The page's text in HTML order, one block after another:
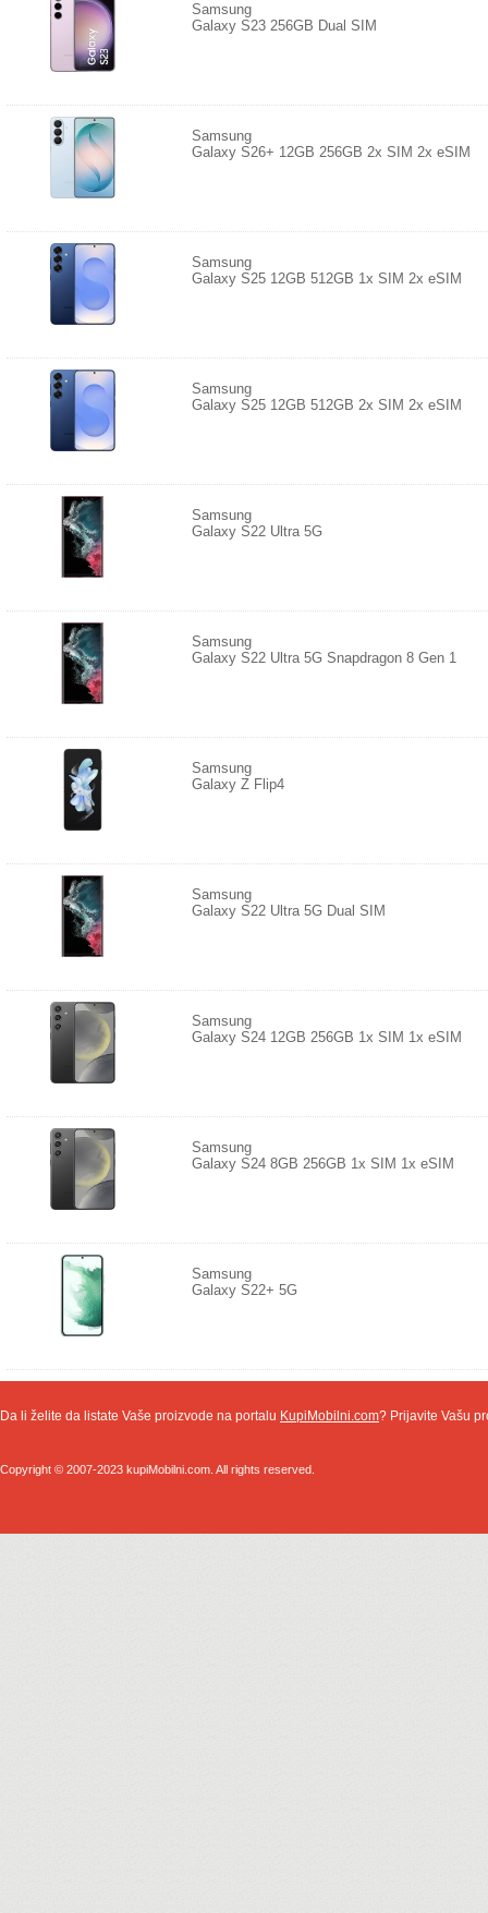
Samsung
Galaxy S23 256GB Dual SIM
Samsung
Galaxy S26+ 12GB 256GB 2x SIM 2x eSIM
Samsung
Galaxy S25 12GB 512GB 1x SIM 2x eSIM
Samsung
Galaxy S25 12GB 512GB 2x SIM 2x eSIM
Samsung
Galaxy S22 Ultra 5G
Samsung
Galaxy S22 Ultra 5G Snapdragon 8 Gen 1
Samsung
Galaxy Z Flip4
Samsung
Galaxy S22 Ultra 5G Dual SIM
Samsung
Galaxy S24 12GB 256GB 1x SIM 1x eSIM
Samsung
Galaxy S24 8GB 256GB 1x SIM 1x eSIM
Samsung
Galaxy S22+ 5G
Da li želite da listate Vaše proizvode na portalu KupiMobilni.com? Prijavite Vašu
Copyright © 2007-2023 kupiMobilni.com. All rights reserved.